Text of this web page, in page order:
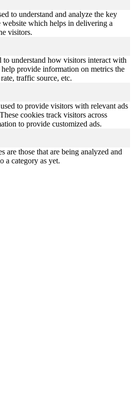
to understand and analyze the key
website which helps in delivering a
visitors.
to understand how visitors interact with
provide information on metrics the
traffic source, etc.
to provide visitors with relevant ads
cookies track visitors across
to provide customized ads.
are those that are being analyzed and
a category as yet.